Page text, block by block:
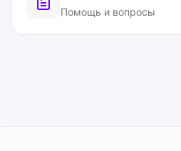
Помощь и вопросы